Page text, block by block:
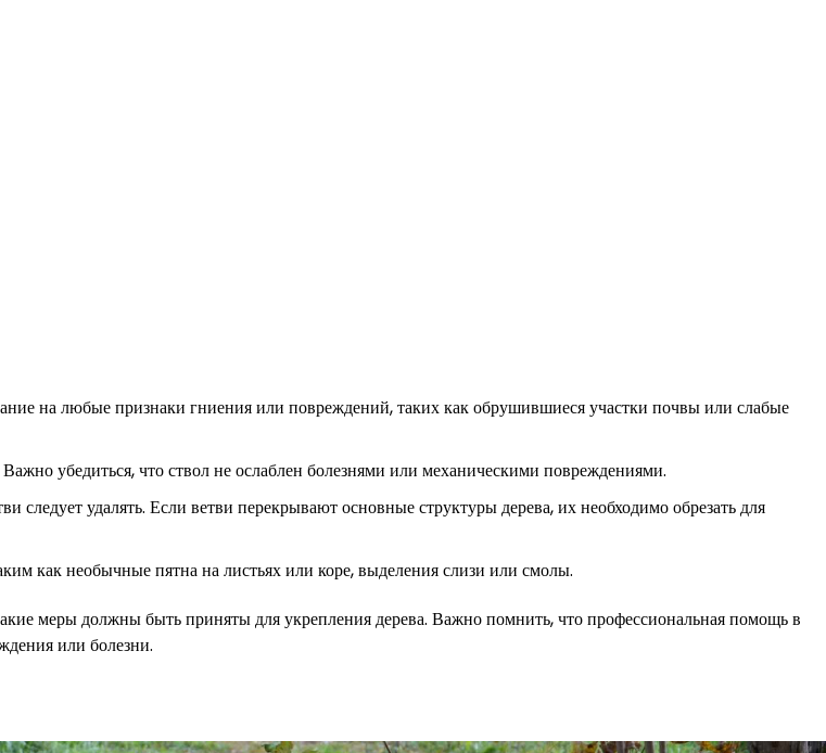
на любые признаки гниения или повреждений, таких как обрушившиеся участки почвы или слабые
убедиться, что ствол не ослаблен болезнями или механическими повреждениями.
удалять. Если ветви перекрывают основные структуры дерева, их необходимо обрезать для
как необычные пятна на листьях или коре, выделения слизи или смолы.
меры должны быть приняты для укрепления дерева. Важно помнить, что профессиональная помощь в
или болезни.